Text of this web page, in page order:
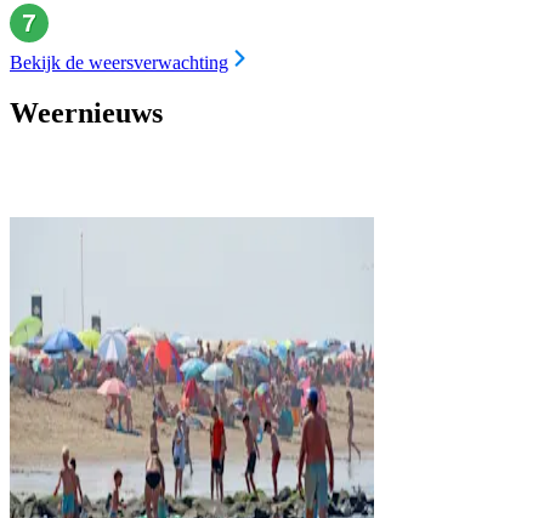
Bekijk de weersverwachting
Weernieuws